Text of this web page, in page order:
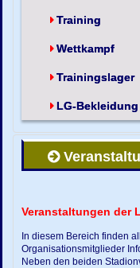
Training
Wettkampf
Trainingslager
LG-Bekleidung
Veranstaltungen der
In diesem Bereich finden
Organisationsmitglieder
Neben den beiden